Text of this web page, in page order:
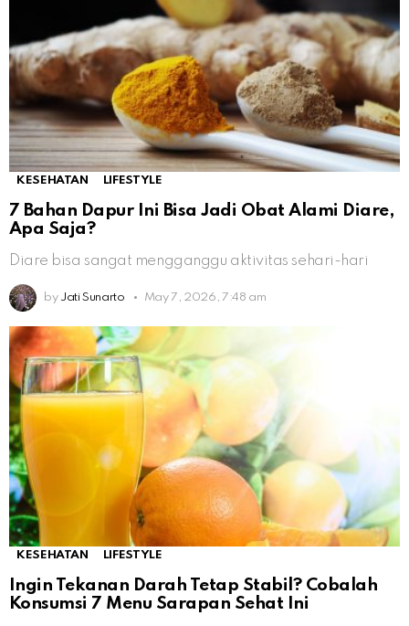
KESEHATAN LIFESTYLE
7 Bahan Dapur Ini Bisa Jadi Obat Alami Diare,
Apa Saja?
Diare bisa sangat mengganggu aktivitas sehari-hari
by Jati Sunarto May 7, 2026, 7:48 am
KESEHATAN LIFESTYLE
Ingin Tekanan Darah Tetap Stabil? Cobalah
Konsumsi 7 Menu Sarapan Sehat Ini